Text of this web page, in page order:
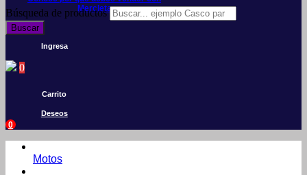
Mercleta
Búsqueda de productos
Buscar
Ingresa
0
Carrito
Deseos
0
Motos